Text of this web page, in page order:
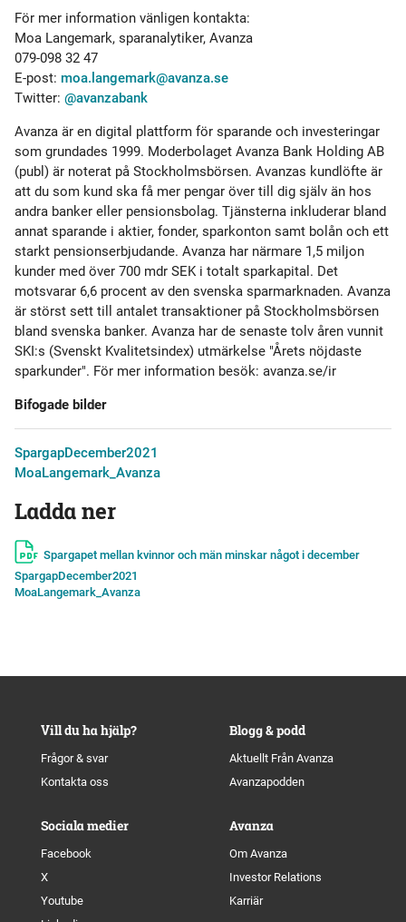
För mer information vänligen kontakta:
Moa Langemark, sparanalytiker, Avanza
079-098 32 47
E-post: moa.langemark@avanza.se
Twitter: @avanzabank
Avanza är en digital plattform för sparande och investeringar
som grundades 1999. Moderbolaget Avanza Bank Holding AB
(publ) är noterat på Stockholmsbörsen. Avanzas kundlöfte är
att du som kund ska få mer pengar över till dig själv än hos
andra banker eller pensionsbolag. Tjänsterna inkluderar bland
annat sparande i aktier, fonder, sparkonton samt bolån och ett
starkt pensionserbjudande. Avanza har närmare 1,5 miljon
kunder med över 700 mdr SEK i totalt sparkapital. Det
motsvarar 6,6 procent av den svenska sparmarknaden. Avanza
är störst sett till antalet transaktioner på Stockholmsbörsen
bland svenska banker. Avanza har de senaste tolv åren vunnit
SKI:s (Svenskt Kvalitetsindex) utmärkelse "Årets nöjdaste
sparkunder". För mer information besök: avanza.se/ir
Bifogade bilder
SpargapDecember2021
MoaLangemark_Avanza
Ladda ner
Spargapet mellan kvinnor och män minskar något i december
SpargapDecember2021
MoaLangemark_Avanza
Vill du ha hjälp?
Frågor & svar
Kontakta oss
Blogg & podd
Aktuellt Från Avanza
Avanzapodden
Sociala medier
Facebook
X
Youtube
Avanza
Om Avanza
Investor Relations
Karriär